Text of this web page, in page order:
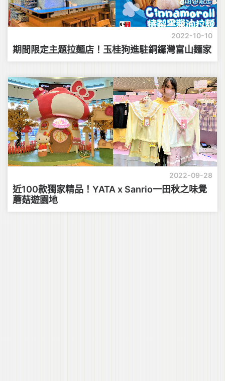
2022-10-10
期間限定主題拉麵店！玉桂狗進駐銅鑼灣富山麵家
2022-09-28
近100款獨家精品！YATA x Sanrio一田秋之味覺
蘑菇遊園地